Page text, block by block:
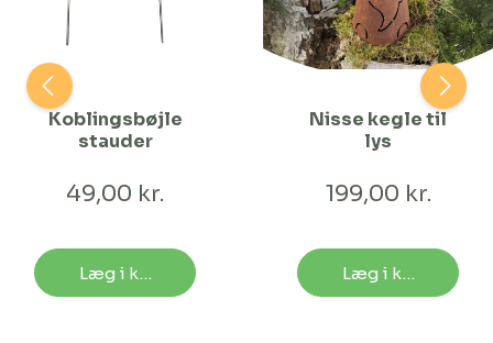
Koblingsbøjle
stauder
49,00 kr.
Læg i kurv
Nisse kegle til
lys
199,00 kr.
Læg i kurv